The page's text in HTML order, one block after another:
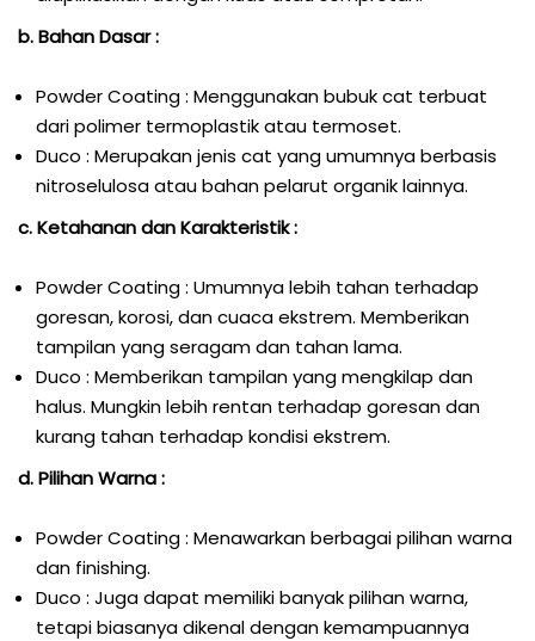
b. Bahan Dasar :
Powder Coating : Menggunakan bubuk cat terbuat
dari polimer termoplastik atau termoset.
Duco : Merupakan jenis cat yang umumnya berbasis
nitroselulosa atau bahan pelarut organik lainnya.
c. Ketahanan dan Karakteristik :
Powder Coating : Umumnya lebih tahan terhadap
goresan, korosi, dan cuaca ekstrem. Memberikan
tampilan yang seragam dan tahan lama.
Duco : Memberikan tampilan yang mengkilap dan
halus. Mungkin lebih rentan terhadap goresan dan
kurang tahan terhadap kondisi ekstrem.
d. Pilihan Warna :
Powder Coating : Menawarkan berbagai pilihan warna
dan finishing.
Duco : Juga dapat memiliki banyak pilihan warna,
tetapi biasanya dikenal dengan kemampuannya